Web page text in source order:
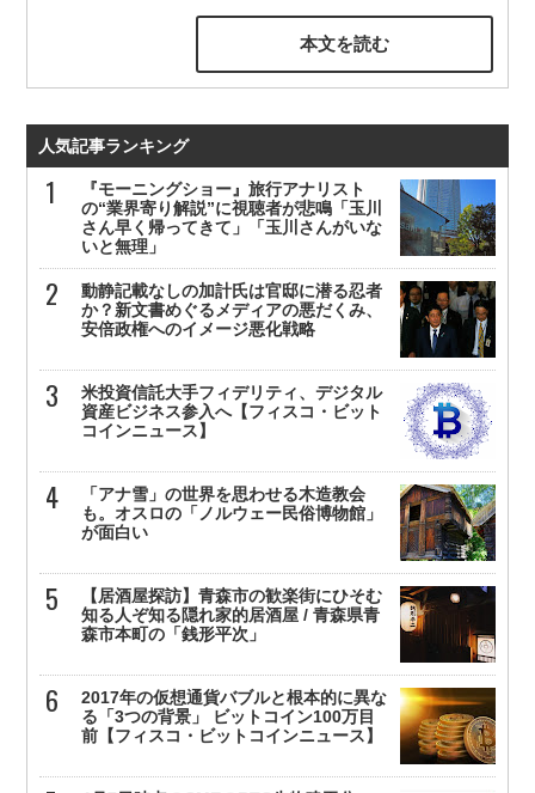
本文を読む
人気記事ランキング
『モーニングショー』旅行アナリスト
の“業界寄り解説”に視聴者が悲鳴「玉川
さん早く帰ってきて」「玉川さんがいな
いと無理」
動静記載なしの加計氏は官邸に潜る忍者
か？新文書めぐるメディアの悪だくみ、
安倍政権へのイメージ悪化戦略
米投資信託大手フィデリティ、デジタル
資産ビジネス参入へ【フィスコ・ビット
コインニュース】
「アナ雪」の世界を思わせる木造教会
も。オスロの「ノルウェー民俗博物館」
が面白い
【居酒屋探訪】青森市の歓楽街にひそむ
知る人ぞ知る隠れ家的居酒屋 / 青森県青
森市本町の「銭形平次」
2017年の仮想通貨バブルと根本的に異な
る「3つの背景」 ビットコイン100万目
前【フィスコ・ビットコインニュース】